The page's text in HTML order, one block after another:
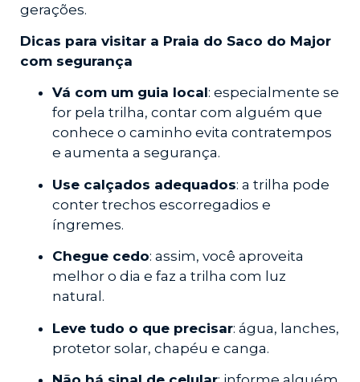
gerações.
Dicas para visitar a Praia do Saco do Major
com segurança
Vá com um guia local: especialmente se
for pela trilha, contar com alguém que
conhece o caminho evita contratempos
e aumenta a segurança.
Use calçados adequados: a trilha pode
conter trechos escorregadios e
íngremes.
Chegue cedo: assim, você aproveita
melhor o dia e faz a trilha com luz
natural.
Leve tudo o que precisar: água, lanches,
protetor solar, chapéu e canga.